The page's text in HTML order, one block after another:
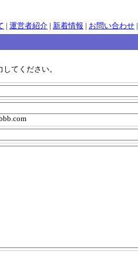
| 運営者紹介 | 新着情報 | お問い合わせ |
てください。